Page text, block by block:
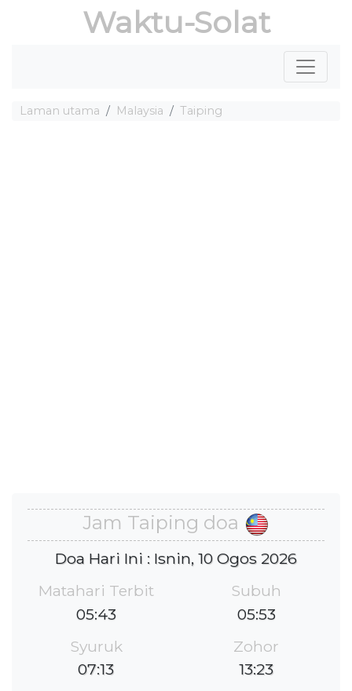
Waktu-Solat
Laman utama Malaysia Taiping
Jam Taiping doa
Doa Hari Ini : Isnin, 10 Ogos 2026
Matahari Terbit
05:43
Subuh
05:53
Syuruk
07:13
Zohor
13:23